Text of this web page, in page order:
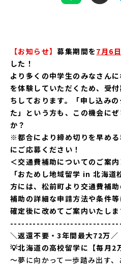
【お知らせ】募集期間を7月6
した！
より多くの中学生のみなさん
を体験していただくため、受
ちしております。「申し込み
た」という方も、この機会に
か？
※都合により締め切りを早め
にご応募ください！
＜交通費補助についてのご案内
「おためし地域留学 in 北海道
方には、松前町より交通費補助
補助の詳細な申請方法や条件
確定後に改めてご案内いたしま
＼返還不要・3年間最大72万／
💡北海道の高校留学に【毎月2
～夢に向かって一歩踏み出す